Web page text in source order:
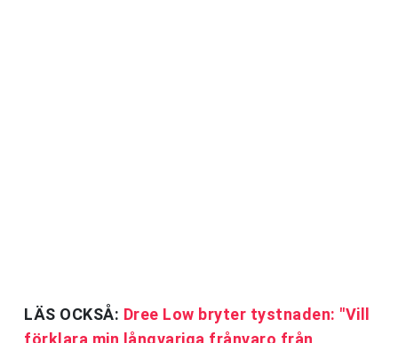
LÄS OCKSÅ: Dree Low bryter tystnaden: "Vill
förklara min långvariga frånvaro från